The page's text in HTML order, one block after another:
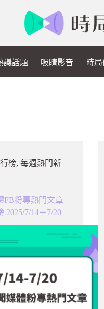
議話題 吸睛影音 時
榜, 每週熱門新
FB粉專熱門文章
2025/7/14－7/20